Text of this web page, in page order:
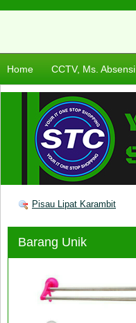
Home CCTV, Ms. Absensi
Pisau Lipat Karambit
Barang Unik